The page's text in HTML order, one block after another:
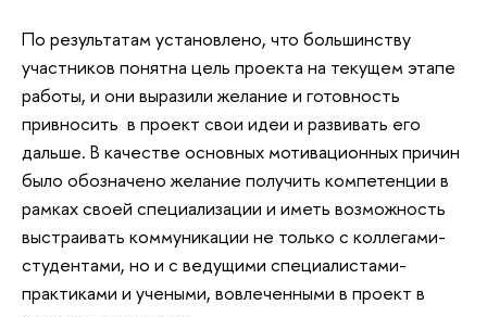
По результатам установлено, что большинству
участников понятна цель проекта на текущем этапе
работы, и они выразили желание и готовность
привносить в проект свои идеи и развивать его
дальше. В качестве основных мотивационных причин
было обозначено желание получить компетенции в
рамках своей специализации и иметь возможность
выстраивать коммуникации не только с коллегами-
студентами, но и с ведущими специалистами-
практиками и учеными, вовлеченными в проект в